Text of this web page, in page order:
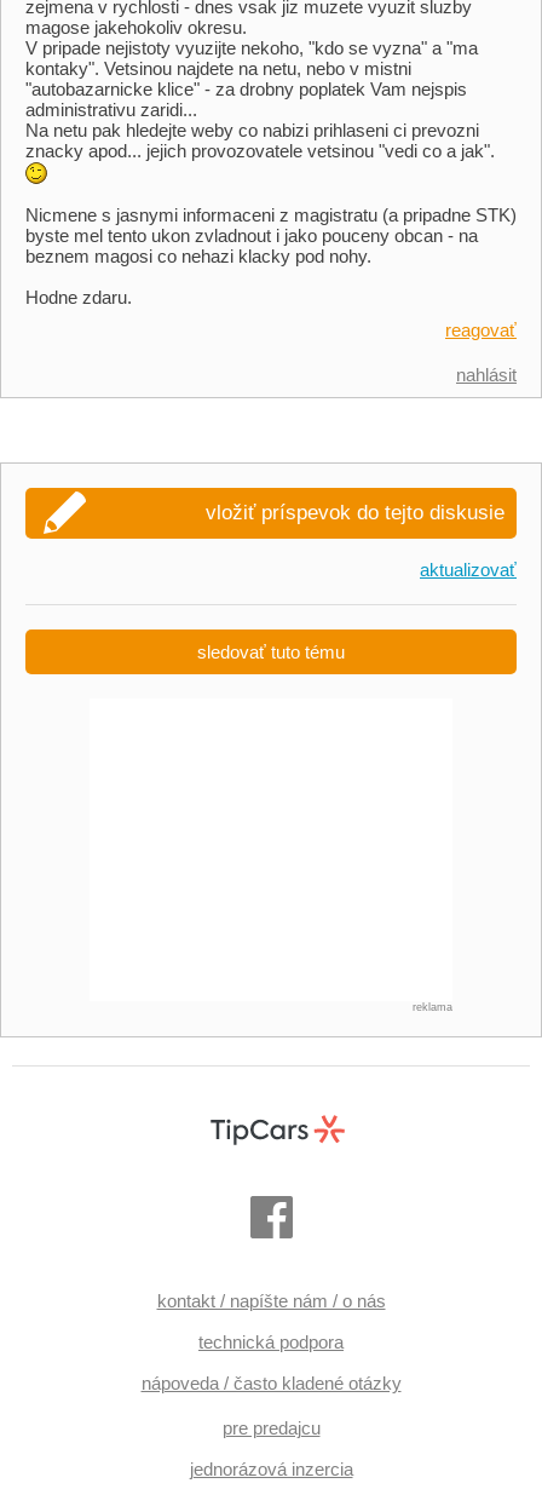
zejmena v rychlosti - dnes vsak jiz muzete vyuzit sluzby
magose jakehokoliv okresu.
V pripade nejistoty vyuzijte nekoho, "kdo se vyzna" a "ma
kontaky". Vetsinou najdete na netu, nebo v mistni
"autobazarnicke klice" - za drobny poplatek Vam nejspis
administrativu zaridi...
Na netu pak hledejte weby co nabizi prihlaseni ci prevozni
znacky apod... jejich provozovatele vetsinou "vedi co a jak".
Nicmene s jasnymi informaceni z magistratu (a pripadne STK)
byste mel tento ukon zvladnout i jako pouceny obcan - na
beznem magosi co nehazi klacky pod nohy.
Hodne zdaru.
reagovať
nahlásit
vložiť príspevok do tejto diskusie
aktualizovať
sledovať tuto tému
reklama
kontakt / napíšte nám / o nás
technická podpora
nápoveda / často kladené otázky
pre predajcu
jednorázová inzercia